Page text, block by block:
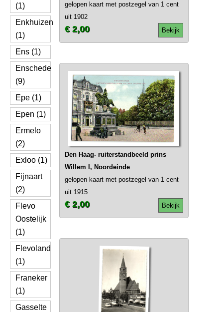
(1)
Enkhuizen
(1)
Ens (1)
Enschede
(9)
Epe (1)
Epen (1)
Ermelo
(2)
Exloo (1)
Fijnaart
(2)
Flevo
Oostelijk
(1)
Flevoland
(1)
Franeker
(1)
Gasselte
gelopen kaart met postzegel van 1 cent
uit 1902
Bekijk
€ 2,00
Den Haag- ruiterstandbeeld prins
Willem I, Noordeinde
gelopen kaart met postzegel van 1 cent
uit 1915
Bekijk
€ 2,00